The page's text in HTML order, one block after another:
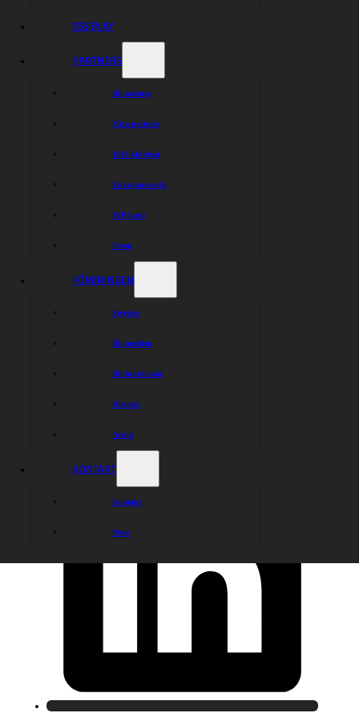
ESS PLAY
PARTNERS
Bli partner
Våra partners
1929-klubben
Enkrona-match
VIP-bord
Event
FÖRENINGEN
Styrelse
Bli medlem
Bli funktionär
Historia
Arena
KONTAKT
Kontakt
Press